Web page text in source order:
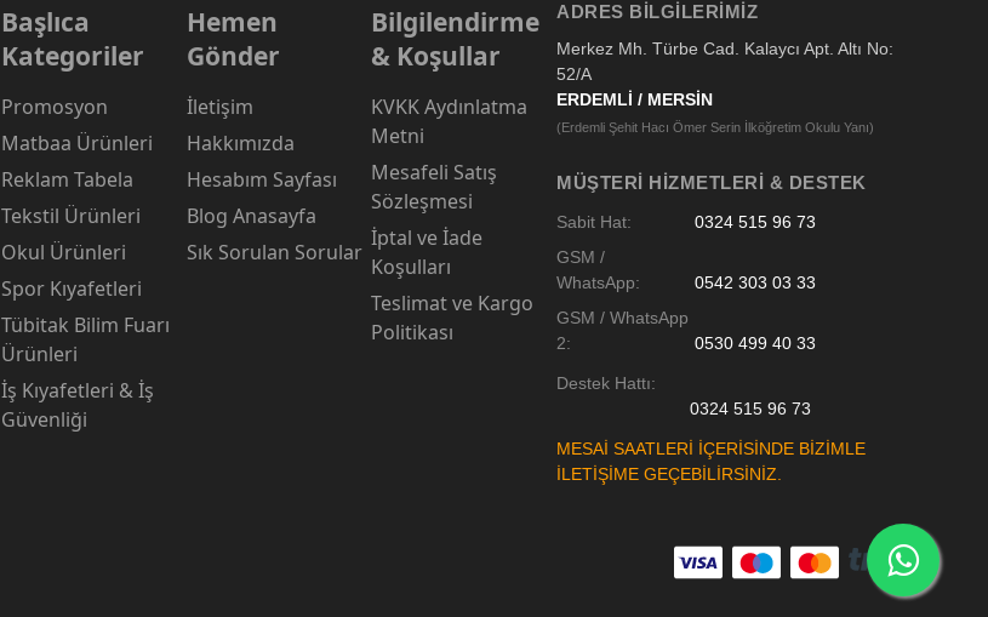
Başlıca
Kategoriler
Promosyon
Matbaa Ürünleri
Reklam Tabela
Tekstil Ürünleri
Okul Ürünleri
Spor Kıyafetleri
Tübitak Bilim Fuarı
Ürünleri
İş Kıyafetleri & İş
Güvenliği
Hemen
Gönder
İletişim
Hakkımızda
Hesabım Sayfası
Blog Anasayfa
Sık Sorulan Sorular
Bilgilendirme
& Koşullar
KVKK Aydınlatma
Metni
Mesafeli Satış
Sözleşmesi
İptal ve İade
Koşulları
Teslimat ve Kargo
Politikası
ADRES BILGILERIMIZ
Merkez Mh. Türbe Cad. Kalaycı Apt. Altı No:
52/A
ERDEMLİ / MERSİN
(Erdemli Şehit Hacı Ömer Serin İlköğretim Okulu Yanı)
MÜŞTERI HIZMETLERI & DESTEK
Sabit Hat:
0324 515 96 73
GSM /
WhatsApp:
0542 303 03 33
GSM / WhatsApp
2:
0530 499 40 33
Destek Hattı:
0324 515 96 73
MESAİ SAATLERİ İÇERİSİNDE BİZİMLE
İLETİŞİME GEÇEBİLİRSİNİZ.